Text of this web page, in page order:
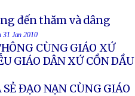
đến thăm và dâng
31 Jan 2010
CÙNG GIÁO XỨ
GIÁO DÂN XỨ CỒN DẦU
ĐẠO NẠN CÙNG GIÁO